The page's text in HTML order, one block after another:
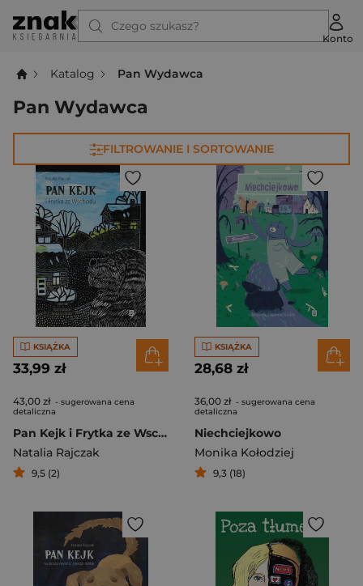
Czego szukasz?
Konto
Katalog Pan Wydawca
Pan Wydawca
FILTROWANIE I SORTOWANIE
KSIĄŻKA
33,99 zł
43,00 zł - sugerowana cena
detaliczna
Pan Kejk i Frytka ze Wschodu
Natalia Rajczak
9,5 (2)
KSIĄŻKA
28,68 zł
36,00 zł - sugerowana cena
detaliczna
Niechciejkowo
Monika Kołodziej
9,3 (18)